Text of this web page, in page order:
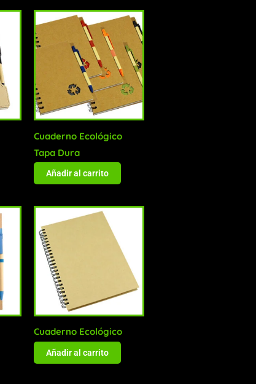
Cuaderno Ecológico
Tapa Dura
Añadir al carrito
Cuaderno Ecológico
Añadir al carrito